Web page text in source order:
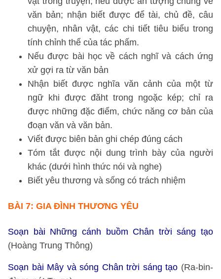
văn bản; nhận biết được để tài, chủ đề, câu
chuyện, nhân vật, các chi tiết tiêu biểu trong
tính chỉnh thể của tác phấm.
Nếu được bài học về cách nghĩ và cách ứng
xử gợi ra từ văn bản
Nhận biết được nghĩa văn cảnh của một từ
ngữ khi được đăht trong ngoặc kép; chỉ ra
được những đặc điểm, chức năng cơ bản của
đoạn văn và văn bản.
Viết được biên bản ghi chép đúng cách
Tóm tắt được nội dung trình bày của người
khác (dưới hình thức nói và nghe)
Biết yêu thương và sống có trách nhiệm
BÀI 7: GIA ĐÌNH THƯƠNG YÊU
Soạn bài Những cánh buồm Chân trời sáng tạo
(Hoàng Trung Thông)
Soạn bài Mây và sóng Chân trời sáng tạo (Ra-bin-